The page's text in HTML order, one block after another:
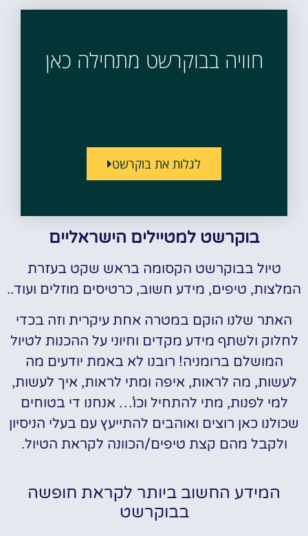
חוויה בבוקרשט מתחילה כאן
לגלות את בוקרשט
בוקרשט למטיילים הישראליים
טיול בבוקרשט הקסומה בראש שקט בעזרת
המלצות, טיפים, מידע חשוב, כרטיסים מוזלים ועוד..
האתר שלנו הוקם במטרה אחת עיקרית וזה בכדי
לחלוק ולשתף מידע מקדים וחיוני על ההכנות לטיול
המושלם ברומניה! רובנו לא באמת יודעים מה
לעשות, מה לראות, איפה ומתי לראות, איך לעשות,
למי לפנות, מתי להתחיל וכו'… אנחנו די בטוחים
שכולנו כאן רוצים ואוהבים להתייעץ עם בעלי הניסיון
ולקבל מהם קצת טיפים/הכוונה לקראת הטיול.
המידע החשוב ביותר לקראת חופשה
בבוקרשט